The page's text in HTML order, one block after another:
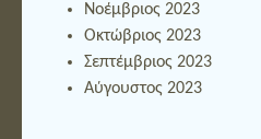
Νοέμβριος 2023
Οκτώβριος 2023
Σεπτέμβριος 2023
Αύγουστος 2023